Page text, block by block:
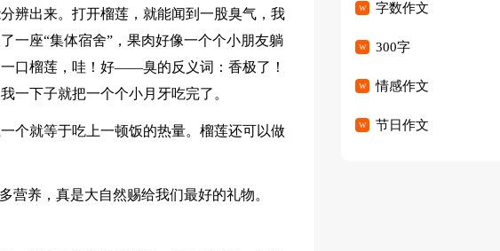
辨出来。打开榴莲，就能闻到一股臭气，我
一座“集体宿舍”，果肉好像一个个小朋友躺
口榴莲，哇！好——臭的反义词：香极了！
一下子就把一个个小月牙吃完了。
个就等于吃上一顿饭的热量。榴莲还可以做
营养，真是大自然赐给我们最好的礼物。
字数作文
300字
情感作文
节日作文